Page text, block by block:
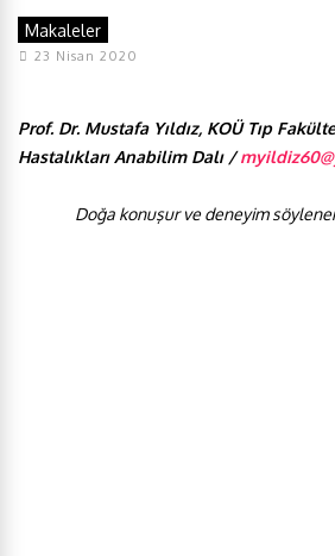
Makaleler
23 Nisan 2020
Prof. Dr. Mustafa Yıldız, KOÜ Tıp
Hastalıkları Anabilim Dalı /
Doğa konuşur ve deneyim